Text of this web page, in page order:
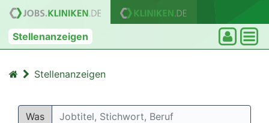
Stellenanzeigen
Stellenanzeigen
Was